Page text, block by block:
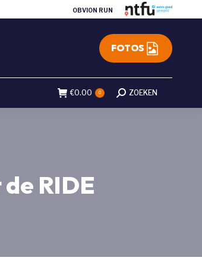
OBVION RUN
FOTOS
€0.00 0 Search:
ZOEKEN
RIDE